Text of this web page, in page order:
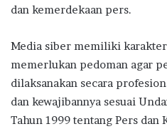
dan kemerdekaan pers.
Media siber memiliki
memerlukan pedoman agar
dilaksanakan secara
dan kewajibannya sesuai
Tahun 1999 tentang Pers